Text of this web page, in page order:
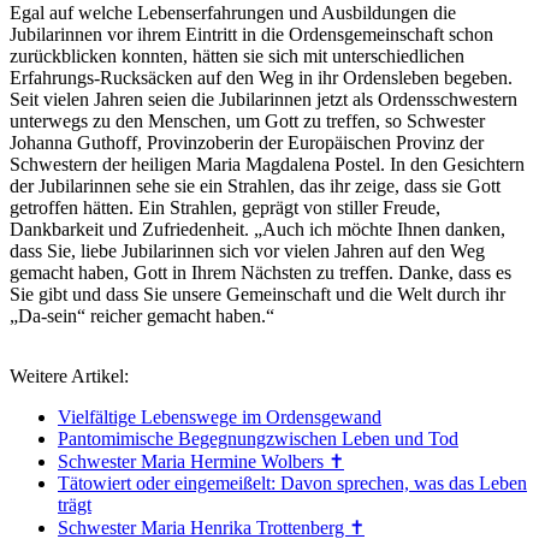
Egal auf welche Lebenserfahrungen und Ausbildungen die
Jubilarinnen vor ihrem Eintritt in die Ordensgemeinschaft schon
zurückblicken konnten, hätten sie sich mit unterschiedlichen
Erfahrungs-Rucksäcken auf den Weg in ihr Ordensleben begeben.
Seit vielen Jahren seien die Jubilarinnen jetzt als Ordensschwestern
unterwegs zu den Menschen, um Gott zu treffen, so Schwester
Johanna Guthoff, Provinzoberin der Europäischen Provinz der
Schwestern der heiligen Maria Magdalena Postel. In den Gesichtern
der Jubilarinnen sehe sie ein Strahlen, das ihr zeige, dass sie Gott
getroffen hätten. Ein Strahlen, geprägt von stiller Freude,
Dankbarkeit und Zufriedenheit. „Auch ich möchte Ihnen danken,
dass Sie, liebe Jubilarinnen sich vor vielen Jahren auf den Weg
gemacht haben, Gott in Ihrem Nächsten zu treffen. Danke, dass es
Sie gibt und dass Sie unsere Gemeinschaft und die Welt durch ihr
„Da-sein“ reicher gemacht haben.“
Weitere Artikel:
Vielfältige Lebenswege im Ordensgewand
Pantomimische Begegnungzwischen Leben und Tod
Schwester Maria Hermine Wolbers ✝︎
Tätowiert oder eingemeißelt: Davon sprechen, was das Leben
trägt
Schwester Maria Henrika Trottenberg ✝︎